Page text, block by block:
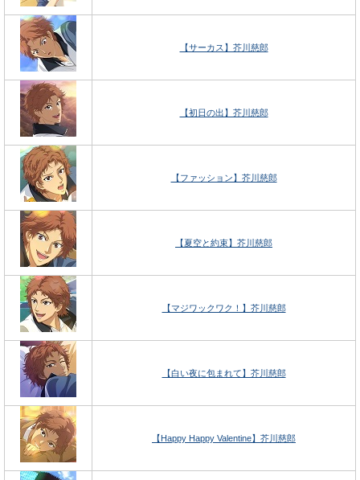
【サーカス】芥川慈郎
【初日の出】芥川慈郎
【ファッション】芥川慈郎
【夏空と約束】芥川慈郎
【マジワックワク！】芥川慈郎
【白い夜に包まれて】芥川慈郎
【Happy Happy Valentine】芥川慈郎